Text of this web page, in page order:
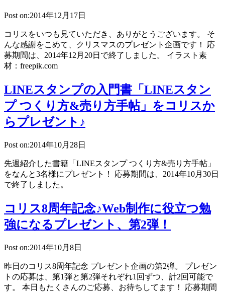
Post on:2014年12月17日
コリスをいつも見ていただき、ありがとうございます。 そ
んな感謝をこめて、クリスマスのプレゼント企画です！ 応
募期間は、2014年12月20日で終了しました。 イラスト素
材：freepik.com
LINEスタンプの入門書「LINEスタン
プ つくり方&売り方手帖」をコリスか
らプレゼント♪
Post on:2014年10月28日
先週紹介した書籍「LINEスタンプ つくり方&売り方手帖」
をなんと3名様にプレゼント！ 応募期間は、2014年10月30日
で終了しました。
コリス8周年記念♪Web制作に役立つ勉
強になるプレゼント、第2弾！
Post on:2014年10月8日
昨日のコリス8周年記念 プレゼント企画の第2弾。 プレゼン
トの応募は、第1弾と第2弾それぞれ1回ずつ、計2回可能で
す。 本日もたくさんのご応募、お待ちしてます！ 応募期間